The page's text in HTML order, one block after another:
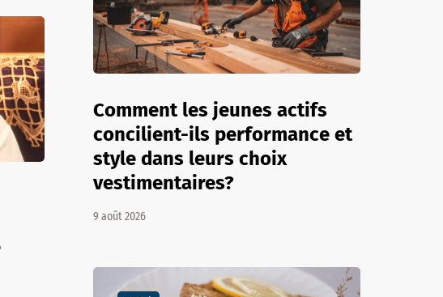
Comment les jeunes actifs
concilient-ils performance et
style dans leurs choix
vestimentaires?
9 août 2026